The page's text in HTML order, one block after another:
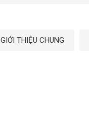
GIỚI THIỆU CHUNG